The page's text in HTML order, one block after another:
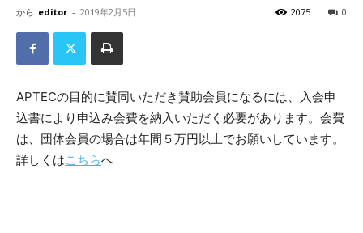
から editor - 2019年2月5日 0
2075
APTECの目的に賛同いただき賛助会員になるには、入会申
込書により申込み会費を納入いただく必要があります。会費
は、団体会員の場合は年間５万円以上でお願いしています。
詳しくはこちらへ